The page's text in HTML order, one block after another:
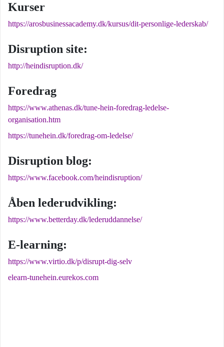
Kurser
https://arosbusinessacademy.dk/kursus/dit-personlige-lederskab/
Disruption site:
http://heindisruption.dk/
Foredrag
https://www.athenas.dk/tune-hein-foredrag-ledelse-
organisation.htm
https://tunehein.dk/foredrag-om-ledelse/
Disruption blog:
https://www.facebook.com/heindisruption/
Åben lederudvikling:
https://www.betterday.dk/lederuddannelse/
E-learning:
https://www.virtio.dk/p/disrupt-dig-selv
elearn-tunehein.eurekos.com